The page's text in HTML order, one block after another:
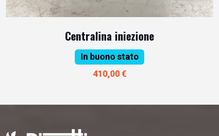
Centralina iniezione
In buono stato
410,00 €